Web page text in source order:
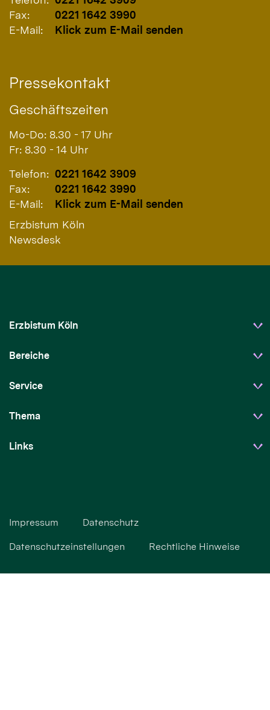
Fax:
0221 1642 3990
E-Mail:
Klick zum E-Mail senden
Pressekontakt
Geschäftszeiten
Mo-Do: 8.30 - 17 Uhr
Fr: 8.30 - 14 Uhr
Telefon: 0221 1642 3909
Fax:
0221 1642 3990
E-Mail:
Klick zum E-Mail senden
Erzbistum Köln
Newsdesk
Erzbistum Köln
Bereiche
Service
Thema
Links
Impressum Datenschutz
Datenschutzeinstellungen Rechtliche Hinweise